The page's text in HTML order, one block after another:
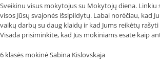
Sveikinu visus mokytojus su Mokytojų diena. Linkiu
visos Jūsų svajonės išsipildytų. Labai norėčiau, kad
vaikų darbų su daug klaidų ir kad Jums reikėtų
Visada prisiminkite, kad Jūs mokiniams esate kaip
6 klasės mokinė Sabina Kislovskaja